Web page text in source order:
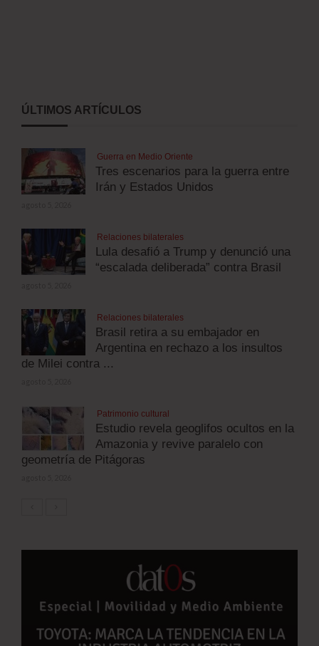
ÚLTIMOS ARTÍCULOS
Guerra en Medio Oriente
Tres escenarios para la guerra entre
Irán y Estados Unidos
Relaciones bilaterales
Lula desafió a Trump y denunció una
“escalada deliberada” contra Brasil
Relaciones bilaterales
Brasil retira a su embajador en
Argentina en rechazo a los insultos
de Milei contra ...
Patrimonio cultural
Estudio revela geoglifos ocultos en la
Amazonia y revive paralelo con
geometría de Pitágoras